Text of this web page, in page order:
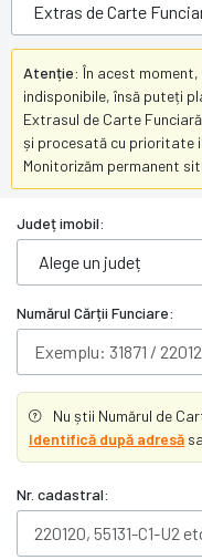
Atenție: În acest
indisponibile, însă puteți
Extrasul de Carte
și procesată cu prioritate
Monitorizăm permanent
Județ imobil:
Numărul Cărții Funciare:
Nu știi Numărul de
Identifică după adresă
Nr. cadastral: